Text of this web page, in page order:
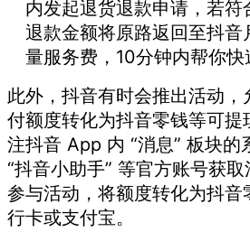
内发起退货退款申请，若符
退款金额将原路返回至抖音
量服务费，10分钟内帮你快
此外，抖音有时会推出活动，
付额度转化为抖音零钱等可提
注抖音 App 内 “消息” 板块的
“抖音小助手” 等官方账号获
参与活动，将额度转化为抖音
行卡或支付宝。